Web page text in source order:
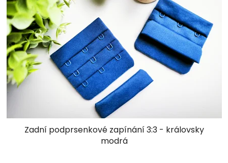
Zadní podprsenkové zapínání 3:3 - královsky
modrá